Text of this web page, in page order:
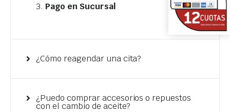
Pago en Sucursal
¿Cómo reagendar una cita?
¿Puedo comprar accesorios o repuestos
con el cambio de aceite?